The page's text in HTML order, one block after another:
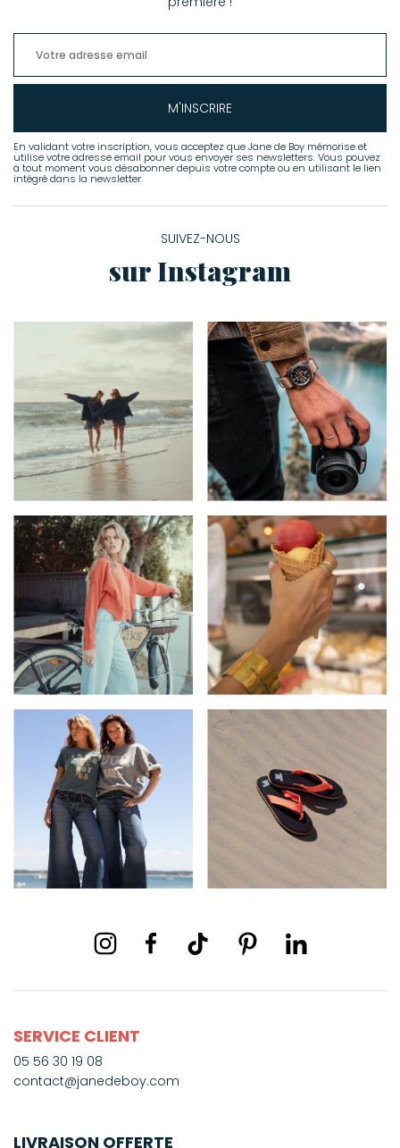
M'INSCRIRE
En validant votre inscription, vous acceptez que Jane de Boy mémorise et
utilise votre adresse email pour vous envoyer ses newsletters. Vous pouvez
à tout moment vous désabonner depuis votre compte ou en utilisant le lien
intégré dans la newsletter.
SUIVEZ-NOUS
sur Instagram
SERVICE CLIENT
05 56 30 19 08
contact@janedeboy.com
LIVRAISON OFFERTE